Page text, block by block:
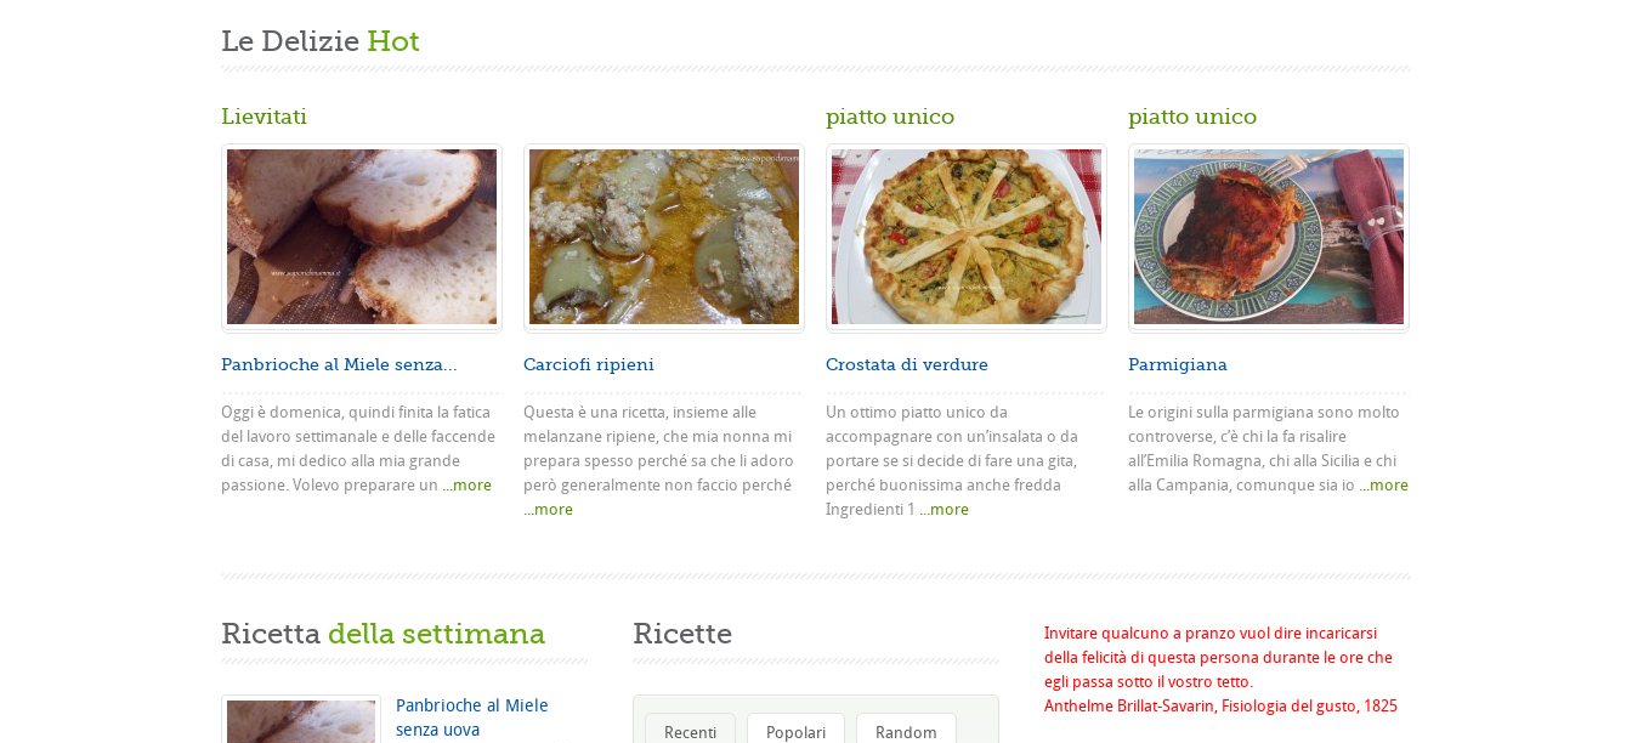
Le Delizie Hot
Lievitati
Panbrioche al Miele senza...
Oggi è domenica, quindi finita la fatica
del lavoro settimanale e delle faccende
di casa, mi dedico alla mia grande
passione. Volevo preparare un ...more
Carciofi ripieni
Questa è una ricetta, insieme alle
melanzane ripiene, che mia nonna mi
prepara spesso perché sa che li adoro
però generalmente non faccio perché
...more
piatto unico
Crostata di verdure
Un ottimo piatto unico da
accompagnare con un’insalata o da
portare se si decide di fare una gita,
perché buonissima anche fredda
Ingredienti 1 ...more
piatto unico
Parmigiana
Le origini sulla parmigiana sono molto
controverse, c’è chi la fa risalire
all’Emilia Romagna, chi alla Sicilia e chi
alla Campania, comunque sia io ...more
Ricetta della settimana
Panbrioche al Miele
senza uova
Ricette
Recenti Popolari Random
Invitare qualcuno a pranzo vuol dire incaricarsi
della felicità di questa persona durante le ore che
egli passa sotto il vostro tetto.
Anthelme Brillat-Savarin, Fisiologia del gusto, 1825